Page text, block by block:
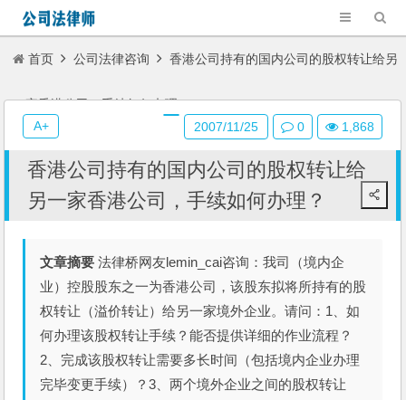
首页 公司法律咨询 香港公司持有的国内公司的股权转让给另
一家香港公司，手续如何办理？
香港公司持有的国内公司的股权转让给
另一家香港公司，手续如何办理？
文章摘要 法律桥网友lemin_cai咨询：我司（境内企
业）控股股东之一为香港公司，该股东拟将所持有的股
权转让（溢价转让）给另一家境外企业。请问：1、如
何办理该股权转让手续？能否提供详细的作业流程？
2、完成该股权转让需要多长时间（包括境内企业办理
完毕变更手续）？3、两个境外企业之间的股权转让
2007/11/25 0 1,868
A+